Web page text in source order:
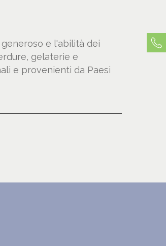
e l'abilità dei
gelaterie e
e provenienti da Paesi